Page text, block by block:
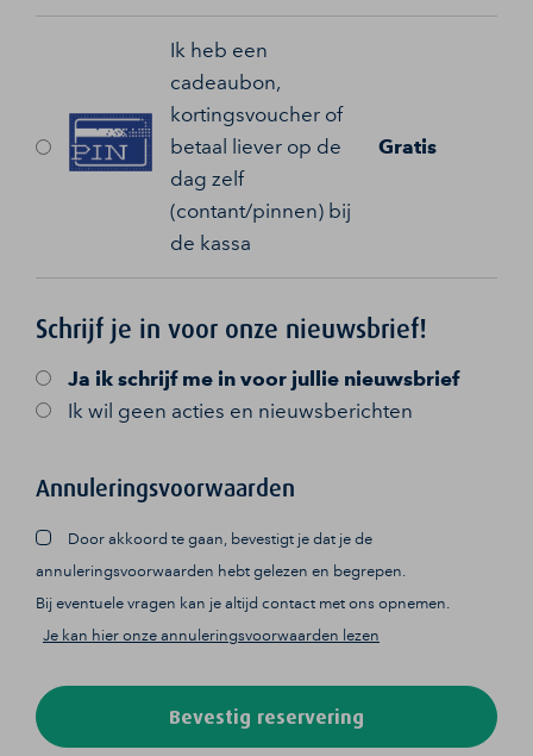
Ik heb een
cadeaubon,
kortingsvoucher of
betaal liever op de
dag zelf
(contant/pinnen) bij
de kassa
Gratis
Schrijf je in voor onze nieuwsbrief!
Ja ik schrijf me in voor jullie nieuwsbrief
Ik wil geen acties en nieuwsberichten
Annuleringsvoorwaarden
Door akkoord te gaan, bevestigt je dat je de
annuleringsvoorwaarden hebt gelezen en begrepen.
Bij eventuele vragen kan je altijd contact met ons opnemen.
Je kan hier onze annuleringsvoorwaarden lezen
Bevestig reservering